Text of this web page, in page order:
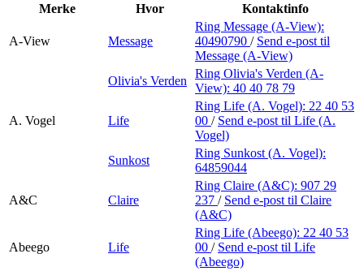
Praktisk informasjon
Ledige stillinger
Personal Shopper
Merke
Hvor Kontaktinfo
A-View Message
Ring Message (A-View):
40490790 / Send e-post til
Message (A-View)
Olivia's Verden
Ring Olivia's Verden (A-
View): 40 40 78 79
A. Vogel Life
Ring Life (A. Vogel): 22 40 53
00 / Send e-post til Life (A.
Vogel)
Sunkost
Ring Sunkost (A. Vogel):
64859044
A&C Claire
Ring Claire (A&C): 907 29
237 / Send e-post til Claire
(A&C)
Abeego Life
Ring Life (Abeego): 22 40 53
00 / Send e-post til Life
(Abeego)